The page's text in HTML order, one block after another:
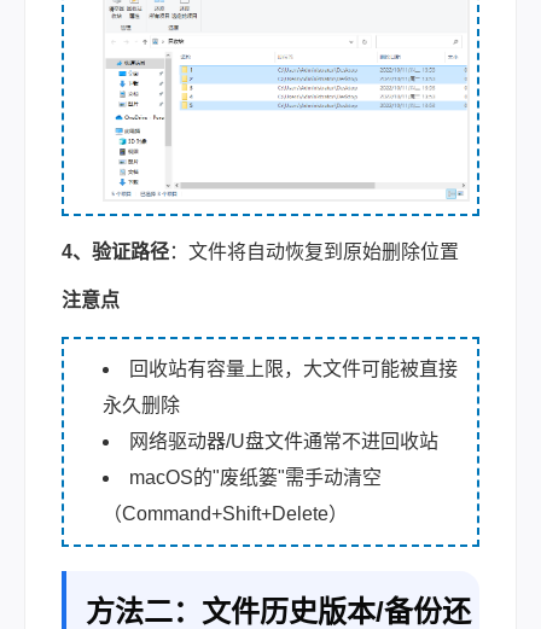
4、验证路径：文件将自动恢复到原始删除位置
注意点
回收站有容量上限，大文件可能被直接
永久删除
网络驱动器/U盘文件通常不进回收站
macOS的"废纸篓"需手动清空
（Command+Shift+Delete）
方法二：文件历史版本/备份还